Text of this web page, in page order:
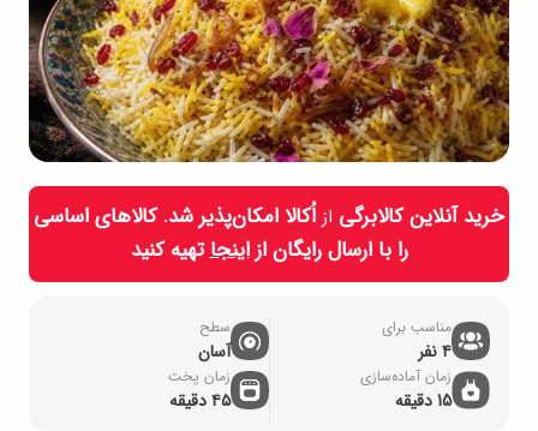
خرید آنلاین کالابرگی از اُکالا امکان‌پذیر شد. کالاهای اساسی
را با ارسال رایگان ازاینجاتهیه کنید
مناسب برای
۴ نفر
سطح
آسان
زمان آماده‌سازی
15 دقیقه
زمان پخت
۴۵ دقیقه